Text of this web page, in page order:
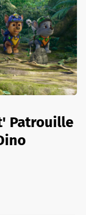
Patrouille